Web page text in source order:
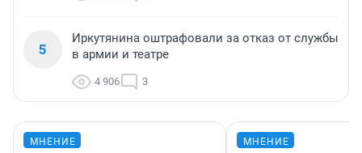
5
Иркутянина оштрафовали за отказ от службы
в армии и театре
4 906 3
МНЕНИЕ МНЕНИЕ